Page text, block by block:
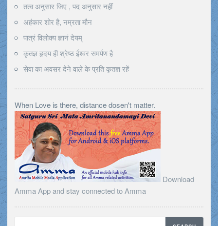
तत्व अनुसार जिए , पद अनुसार नहीं
अहंकार शोर है, नम्रता मौन
पात्रं विलोक्य ज्ञानं देयम्
कृतज्ञ हृदय ही श्रेष्ठ ईश्वर समर्पण है
सेवा का अवसर देने वाले के प्रति कृतज्ञ रहें
When Love is there, distance dosen't matter.
Download
Amma App and stay connected to Amma